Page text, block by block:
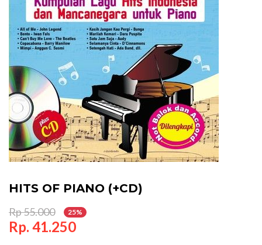
HITS OF PIANO (+CD)
Rp 55.000 25%
Rp. 41.250